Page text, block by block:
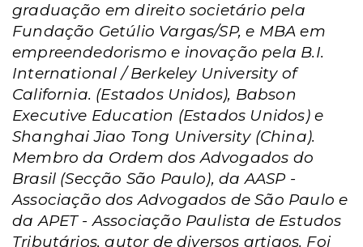
graduação em direito societário pela
Fundação Getúlio Vargas/SP, e MBA em
empreendedorismo e inovação pela B.I.
International / Berkeley University of
California. (Estados Unidos), Babson
Executive Education (Estados Unidos) e
Shanghai Jiao Tong University (China).
Membro da Ordem dos Advogados do
Brasil (Secção São Paulo), da AASP -
Associação dos Advogados de São Paulo e
da APET - Associação Paulista de Estudos
Tributários, autor de diversos artigos. Foi